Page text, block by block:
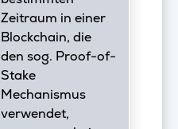
Zeitraum in einer
Blockchain, die
den sog. Proof-of-
Stake
Mechanismus
verwendet,